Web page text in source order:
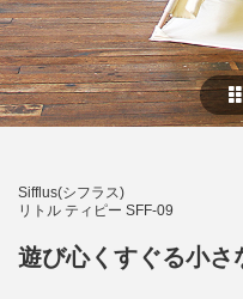
Sifflus(シフラス)
リトル ティピー SFF-09
遊び心くすぐる小さ